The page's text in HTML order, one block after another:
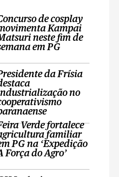
de cosplay
Kampai
neste fim de
em PG
da Frísia
no
Verde fortalece
familiar
PG na ‘Expedição
Força do Agro’